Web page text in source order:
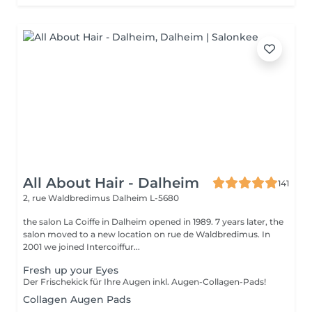
All About Hair - Dalheim
141
2, rue Waldbredimus Dalheim L-5680
the salon La Coiffe in Dalheim opened in 1989. 7 years later, the
salon moved to a new location on rue de Waldbredimus. In
2001 we joined Intercoiffur...
Fresh up your Eyes
Der Frischekick für Ihre Augen inkl. Augen-Collagen-Pads!
Collagen Augen Pads